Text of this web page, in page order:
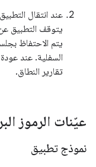
عند انتقال
يتوقف التطبيق
يتم الاحتفاظ
السفلية. عند
تقارير النطاق.
عيّنات الرموز
نموذج تطبيق